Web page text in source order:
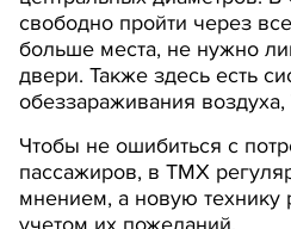
свободно пройти через
больше места, не нужно
двери. Также здесь есть
обеззараживания воздуха,
Чтобы не ошибиться с
пассажиров, в ТМХ
мнением, а новую технику